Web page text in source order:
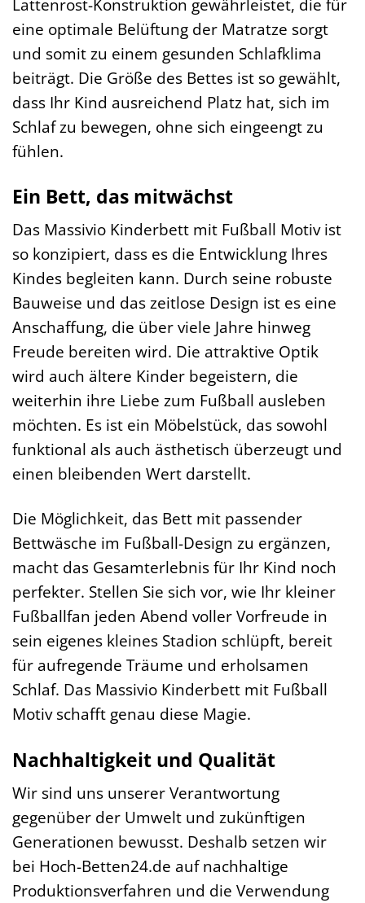
eine optimale Belüftung der Matratze sorgt
und somit zu einem gesunden Schlafklima
beiträgt. Die Größe des Bettes ist so gewählt,
dass Ihr Kind ausreichend Platz hat, sich im
Schlaf zu bewegen, ohne sich eingeengt zu
fühlen.
Ein Bett, das mitwächst
Das Massivio Kinderbett mit Fußball Motiv ist
so konzipiert, dass es die Entwicklung Ihres
Kindes begleiten kann. Durch seine robuste
Bauweise und das zeitlose Design ist es eine
Anschaffung, die über viele Jahre hinweg
Freude bereiten wird. Die attraktive Optik
wird auch ältere Kinder begeistern, die
weiterhin ihre Liebe zum Fußball ausleben
möchten. Es ist ein Möbelstück, das sowohl
funktional als auch ästhetisch überzeugt und
einen bleibenden Wert darstellt.
Die Möglichkeit, das Bett mit passender
Bettwäsche im Fußball-Design zu ergänzen,
macht das Gesamterlebnis für Ihr Kind noch
perfekter. Stellen Sie sich vor, wie Ihr kleiner
Fußballfan jeden Abend voller Vorfreude in
sein eigenes kleines Stadion schlüpft, bereit
für aufregende Träume und erholsamen
Schlaf. Das Massivio Kinderbett mit Fußball
Motiv schafft genau diese Magie.
Nachhaltigkeit und Qualität
Wir sind uns unserer Verantwortung
gegenüber der Umwelt und zukünftigen
Generationen bewusst. Deshalb setzen wir
bei Hoch-Betten24.de auf nachhaltige
Produktionsverfahren und die Verwendung